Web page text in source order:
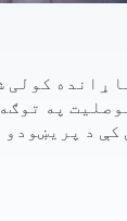
ړانده کولی
په